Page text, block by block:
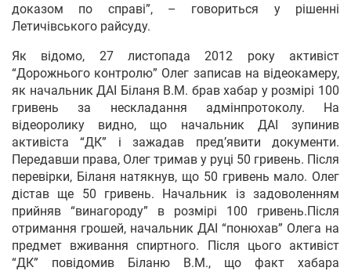
доказом по справі”, – говориться у рішенні
Летичівського райсуду.
Як відомо, 27 листопада 2012 року активіст
“Дорожнього контролю” Олег записав на відеокамеру,
як начальник ДАІ Біланя В.М. брав хабар у розмірі 100
гривень за нескладання адмінпротоколу. На
відеоролику видно, що начальник ДАІ зупинив
активіста “ДК” і зажадав пред’явити документи.
Передавши права, Олег тримав у руці 50 гривень. Після
перевірки, Біланя натякнув, що 50 гривень мало. Олег
дістав ще 50 гривень. Начальник із задоволенням
прийняв “винагороду” в розмірі 100 гривень.Після
отримання грошей, начальник ДАІ “понюхав” Олега на
предмет вживання спиртного. Після цього активіст
“ДК” повідомив Біланю В.М., що факт хабара